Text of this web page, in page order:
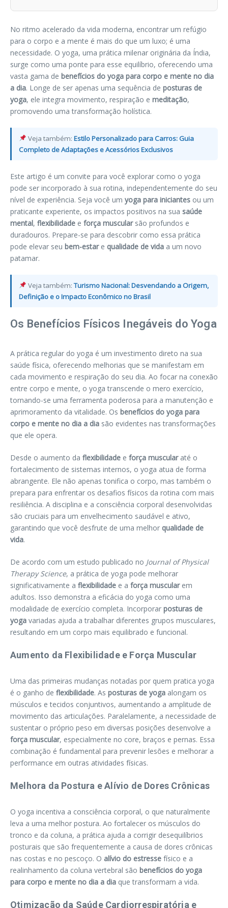
No ritmo acelerado da vida moderna, encontrar um refúgio
para o corpo e a mente é mais do que um luxo; é uma
necessidade. O yoga, uma prática milenar originária da Índia,
surge como uma ponte para esse equilíbrio, oferecendo uma
vasta gama de benefícios do yoga para corpo e mente no dia
a dia. Longe de ser apenas uma sequência de posturas de
yoga, ele integra movimento, respiração e meditação,
promovendo uma transformação holística.
Veja também:Estilo Personalizado para Carros: Guia
Completo de Adaptações e Acessórios Exclusivos
Este artigo é um convite para você explorar como o yoga
pode ser incorporado à sua rotina, independentemente do seu
nível de experiência. Seja você um yoga para iniciantes ou um
praticante experiente, os impactos positivos na sua saúde
mental, flexibilidade e força muscularsão profundos e
duradouros. Prepare-se para descobrir como essa prática
pode elevar seu bem-estare qualidade de vida a um novo
patamar.
Veja também:Turismo Nacional: Desvendando a Origem,
Definição e o Impacto Econômico no Brasil
Os Benefícios Físicos Inegáveis do Yoga
A prática regular do yoga é um investimento direto na sua
saúde física, oferecendo melhorias que se manifestam em
cada movimento e respiração do seu dia. Ao focar na conexão
entre corpo e mente, o yoga transcende o mero exercício,
tornando-se uma ferramenta poderosa para a manutenção e
aprimoramento da vitalidade. Os benefícios do yoga para
corpo e mente no dia a dia são evidentes nas transformações
que ele opera.
Desde o aumento da flexibilidade e força muscularaté o
fortalecimento de sistemas internos, o yoga atua de forma
abrangente. Ele não apenas tonifica o corpo, mas também o
prepara para enfrentar os desafios físicos da rotina com mais
resiliência. A disciplina e a consciência corporal desenvolvidas
são cruciais para um envelhecimento saudável e ativo,
garantindo que você desfrute de uma melhor qualidade de
vida.
De acordo com um estudo publicado no Journal of Physical
Therapy Science, a prática de yoga pode melhorar
significativamente a flexibilidade e a força muscularem
adultos. Isso demonstra a eficácia do yoga como uma
modalidade de exercício completa. Incorporar posturas de
yoga variadas ajuda a trabalhar diferentes grupos musculares,
resultando em um corpo mais equilibrado e funcional.
Aumento da Flexibilidade e Força Muscular
Uma das primeiras mudanças notadas por quem pratica yoga
é o ganho de flexibilidade. As posturas de yoga alongam os
músculos e tecidos conjuntivos, aumentando a amplitude de
movimento das articulações. Paralelamente, a necessidade de
sustentar o próprio peso em diversas posições desenvolve a
força muscular, especialmente no core, braços e pernas. Essa
combinação é fundamental para prevenir lesões e melhorar a
performance em outras atividades físicas.
Melhora da Postura e Alívio de Dores Crônicas
O yoga incentiva a consciência corporal, o que naturalmente
leva a uma melhor postura. Ao fortalecer os músculos do
tronco e da coluna, a prática ajuda a corrigir desequilíbrios
posturais que são frequentemente a causa de dores crônicas
nas costas e no pescoço. O alívio do estresse físico e a
realinhamento da coluna vertebral são benefícios do yoga
para corpo e mente no dia a dia que transformam a vida.
Otimização da Saúde Cardiorrespiratória e